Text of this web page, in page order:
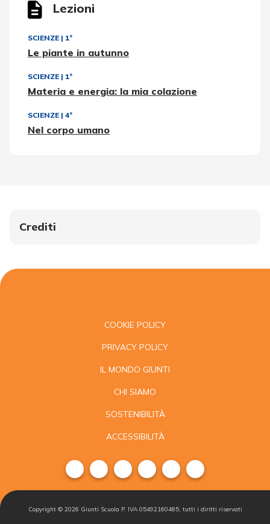
Lezioni
SCIENZE | 1ª
Le piante in autunno
SCIENZE | 1ª
Materia e energia: la mia colazione
SCIENZE | 4ª
Nel corpo umano
Crediti
COOKIE POLICY
PRIVACY POLICY
IL MONDO GIUNTI
CHI SIAMO
SOSTENIBILITÀ
ACCESSIBILITÀ
Copyright © 2026 Giunti Scuola P. IVA 05492160485, tutti i diritti riservati